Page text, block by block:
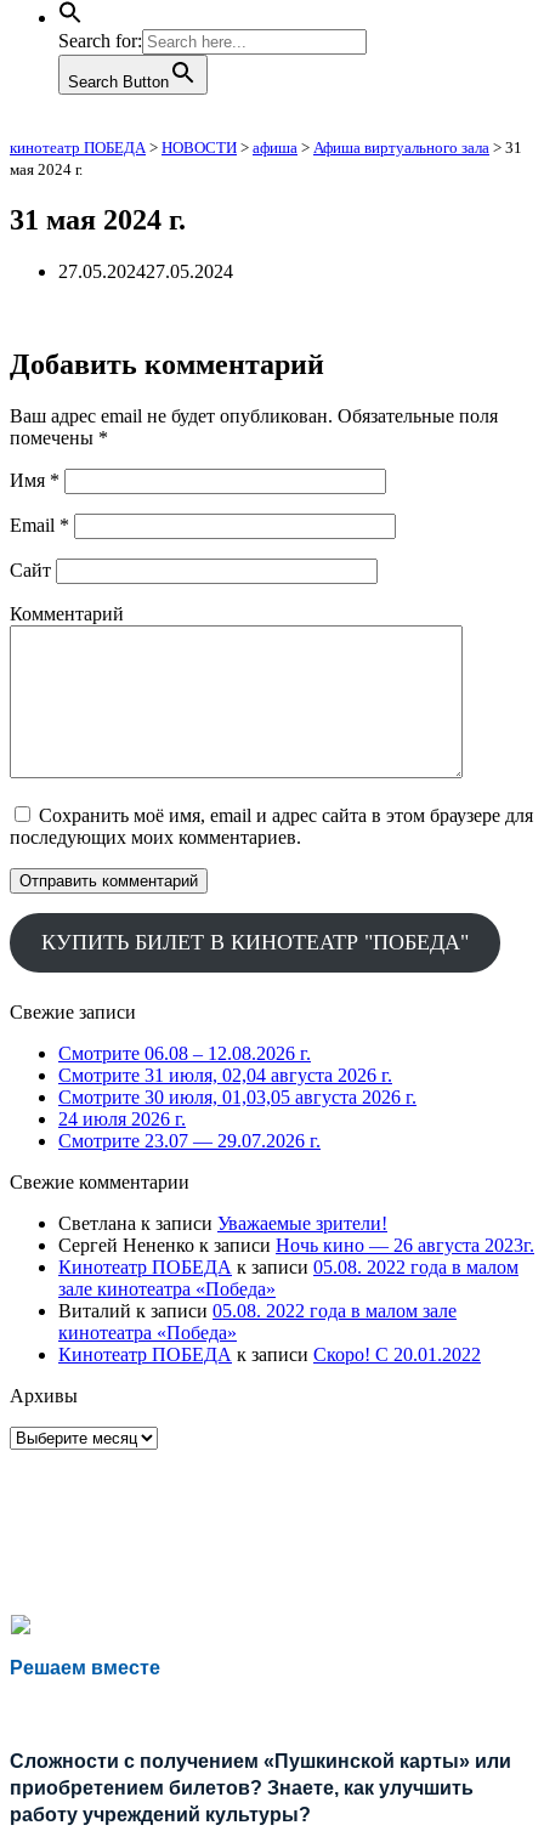
Search for:
Search Button
кинотеатр ПОБЕДА> НОВОСТИ > афиша > Афиша виртуального зала > 31
мая 2024 г.
31 мая 2024 г.
27.05.202427.05.2024
Добавить комментарий
Ваш адрес email не будет опубликован. Обязательные поля
помечены *
Имя *
Email *
Сайт
Комментарий
Сохранить моё имя, email и адрес сайта в этом браузере для
последующих моих комментариев.
КУПИТЬ БИЛЕТ В КИНОТЕАТР "ПОБЕДА"
Свежие записи
Смотрите 06.08 – 12.08.2026 г.
Смотрите 31 июля, 02,04 августа 2026 г.
Смотрите 30 июля, 01,03,05 августа 2026 г.
24 июля 2026 г.
Смотрите 23.07 — 29.07.2026 г.
Свежие комментарии
Светлана к записи Уважаемые зрители!
Сергей Нененко к записи Ночь кино — 26 августа 2023г.
Кинотеатр ПОБЕДА к записи 05.08. 2022 года в малом
зале кинотеатра «Победа»
Виталий к записи 05.08. 2022 года в малом зале
кинотеатра «Победа»
Кинотеатр ПОБЕДА к записи Скоро! С 20.01.2022
Архивы
Архивы
Решаем вместе
Сложности с получением «Пушкинской карты» или
приобретением билетов? Знаете, как улучшить
работу учреждений культуры?